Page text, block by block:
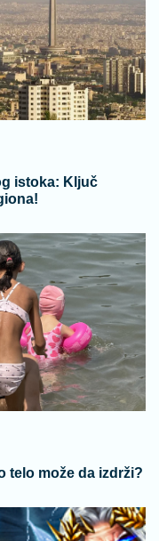
istoka: Ključ
telo može da izdrži?